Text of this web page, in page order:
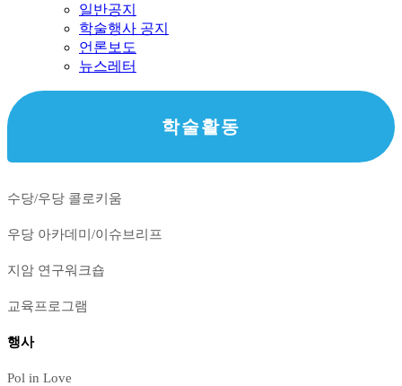
일반공지
학술행사 공지
언론보도
뉴스레터
학술활동
수당/우당 콜로키움
우당 아카데미/이슈브리프
지암 연구워크숍
교육프로그램
행사
Pol in Love